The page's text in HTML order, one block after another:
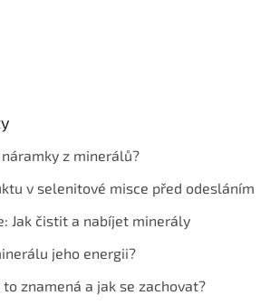
z minerálů?
v selenitové misce před odesláním
Jak čistit a nabíjet minerály
jeho energii?
znamená a jak se zachovat?